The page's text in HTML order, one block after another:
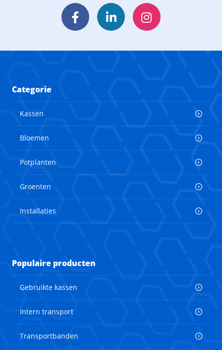
FacebookLinkedInInstagram
Categorie
Kassen
Bloemen
Potplanten
Groenten
Installaties
Populaire producten
Gebruikte kassen
Intern transport
Transportbanden